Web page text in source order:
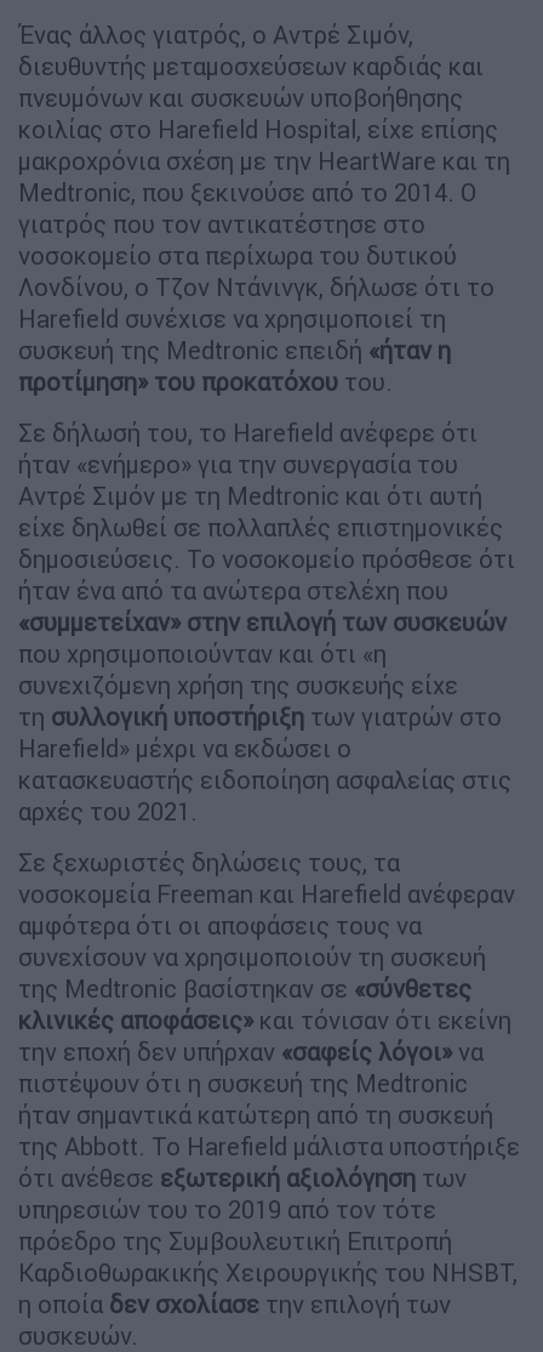
Ένας άλλος γιατρός, ο Αντρέ Σιμόν,
διευθυντής μεταμοσχεύσεων καρδιάς και
πνευμόνων και συσκευών υποβοήθησης
κοιλίας στο Harefield Hospital, είχε επίσης
μακροχρόνια σχέση με την HeartWare και τη
Medtronic, που ξεκινούσε από το 2014. Ο
γιατρός που τον αντικατέστησε στο
νοσοκομείο στα περίχωρα του δυτικού
Λονδίνου, ο Τζον Ντάνινγκ, δήλωσε ότι το
Harefield συνέχισε να χρησιμοποιεί τη
συσκευή της Medtronic επειδή «ήταν η
προτίμηση» του προκατόχου του.
Σε δήλωσή του, το Harefield ανέφερε ότι
ήταν «ενήμερο» για την συνεργασία του
Αντρέ Σιμόν με τη Medtronic και ότι αυτή
είχε δηλωθεί σε πολλαπλές επιστημονικές
δημοσιεύσεις. Το νοσοκομείο πρόσθεσε ότι
ήταν ένα από τα ανώτερα στελέχη που
«συμμετείχαν» στην επιλογή των συσκευών
που χρησιμοποιούνταν και ότι «η
συνεχιζόμενη χρήση της συσκευής είχε
τη συλλογική υποστήριξη των γιατρών στο
Harefield» μέχρι να εκδώσει ο
κατασκευαστής ειδοποίηση ασφαλείας στις
αρχές του 2021.
Σε ξεχωριστές δηλώσεις τους, τα
νοσοκομεία Freeman και Harefield ανέφεραν
αμφότερα ότι οι αποφάσεις τους να
συνεχίσουν να χρησιμοποιούν τη συσκευή
της Medtronic βασίστηκαν σε «σύνθετες
κλινικές αποφάσεις» και τόνισαν ότι εκείνη
την εποχή δεν υπήρχαν «σαφείς λόγοι» να
πιστέψουν ότι η συσκευή της Medtronic
ήταν σημαντικά κατώτερη από τη συσκευή
της Abbott. Το Harefield μάλιστα υποστήριξε
ότι ανέθεσε εξωτερική αξιολόγηση των
υπηρεσιών του το 2019 από τον τότε
πρόεδρο της Συμβουλευτική Επιτροπή
Καρδιοθωρακικής Χειρουργικής του NHSBT,
η οποία δεν σχολίασε την επιλογή των
συσκευών.